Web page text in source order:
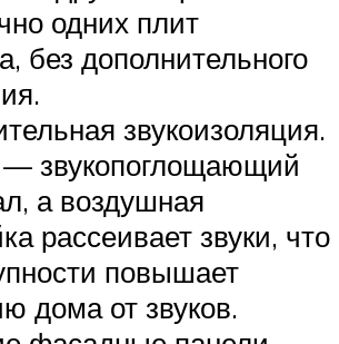
одних плит
без дополнительного
звукоизоляция.
звукопоглощающий
а воздушная
рассеивает звуки, что
повышает
дома от звуков.